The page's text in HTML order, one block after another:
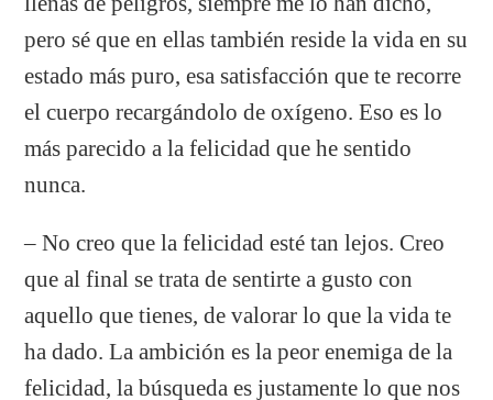
pero sé que en ellas también reside la vida en su
estado más puro, esa satisfacción que te recorre
el cuerpo recargándolo de oxígeno. Eso es lo
más parecido a la felicidad que he sentido
nunca.
– No creo que la felicidad esté tan lejos. Creo
que al final se trata de sentirte a gusto con
aquello que tienes, de valorar lo que la vida te
ha dado. La ambición es la peor enemiga de la
felicidad, la búsqueda es justamente lo que nos